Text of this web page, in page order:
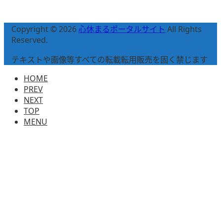
Copyright © 2026心休まるポータルサイト All Rights
Reserved.
テキストや画像等すべての転載転用販売を固く禁じます
HOME
PREV
NEXT
TOP
MENU